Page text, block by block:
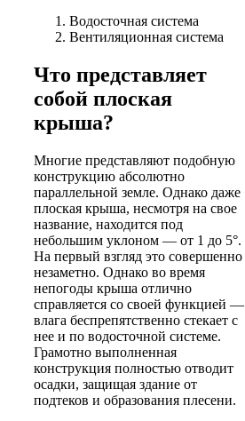
Водосточная система
Вентиляционная система
Что представляет
собой плоская
крыша?
Многие представляют подобную
конструкцию абсолютно
параллельной земле. Однако даже
плоская крыша, несмотря на свое
название, находится под
небольшим уклоном — от 1 до 5°.
На первый взгляд это совершенно
незаметно. Однако во время
непогоды крыша отлично
справляется со своей функцией —
влага беспрепятственно стекает с
нее и по водосточной системе.
Грамотно выполненная
конструкция полностью отводит
осадки, защищая здание от
подтеков и образования плесени.